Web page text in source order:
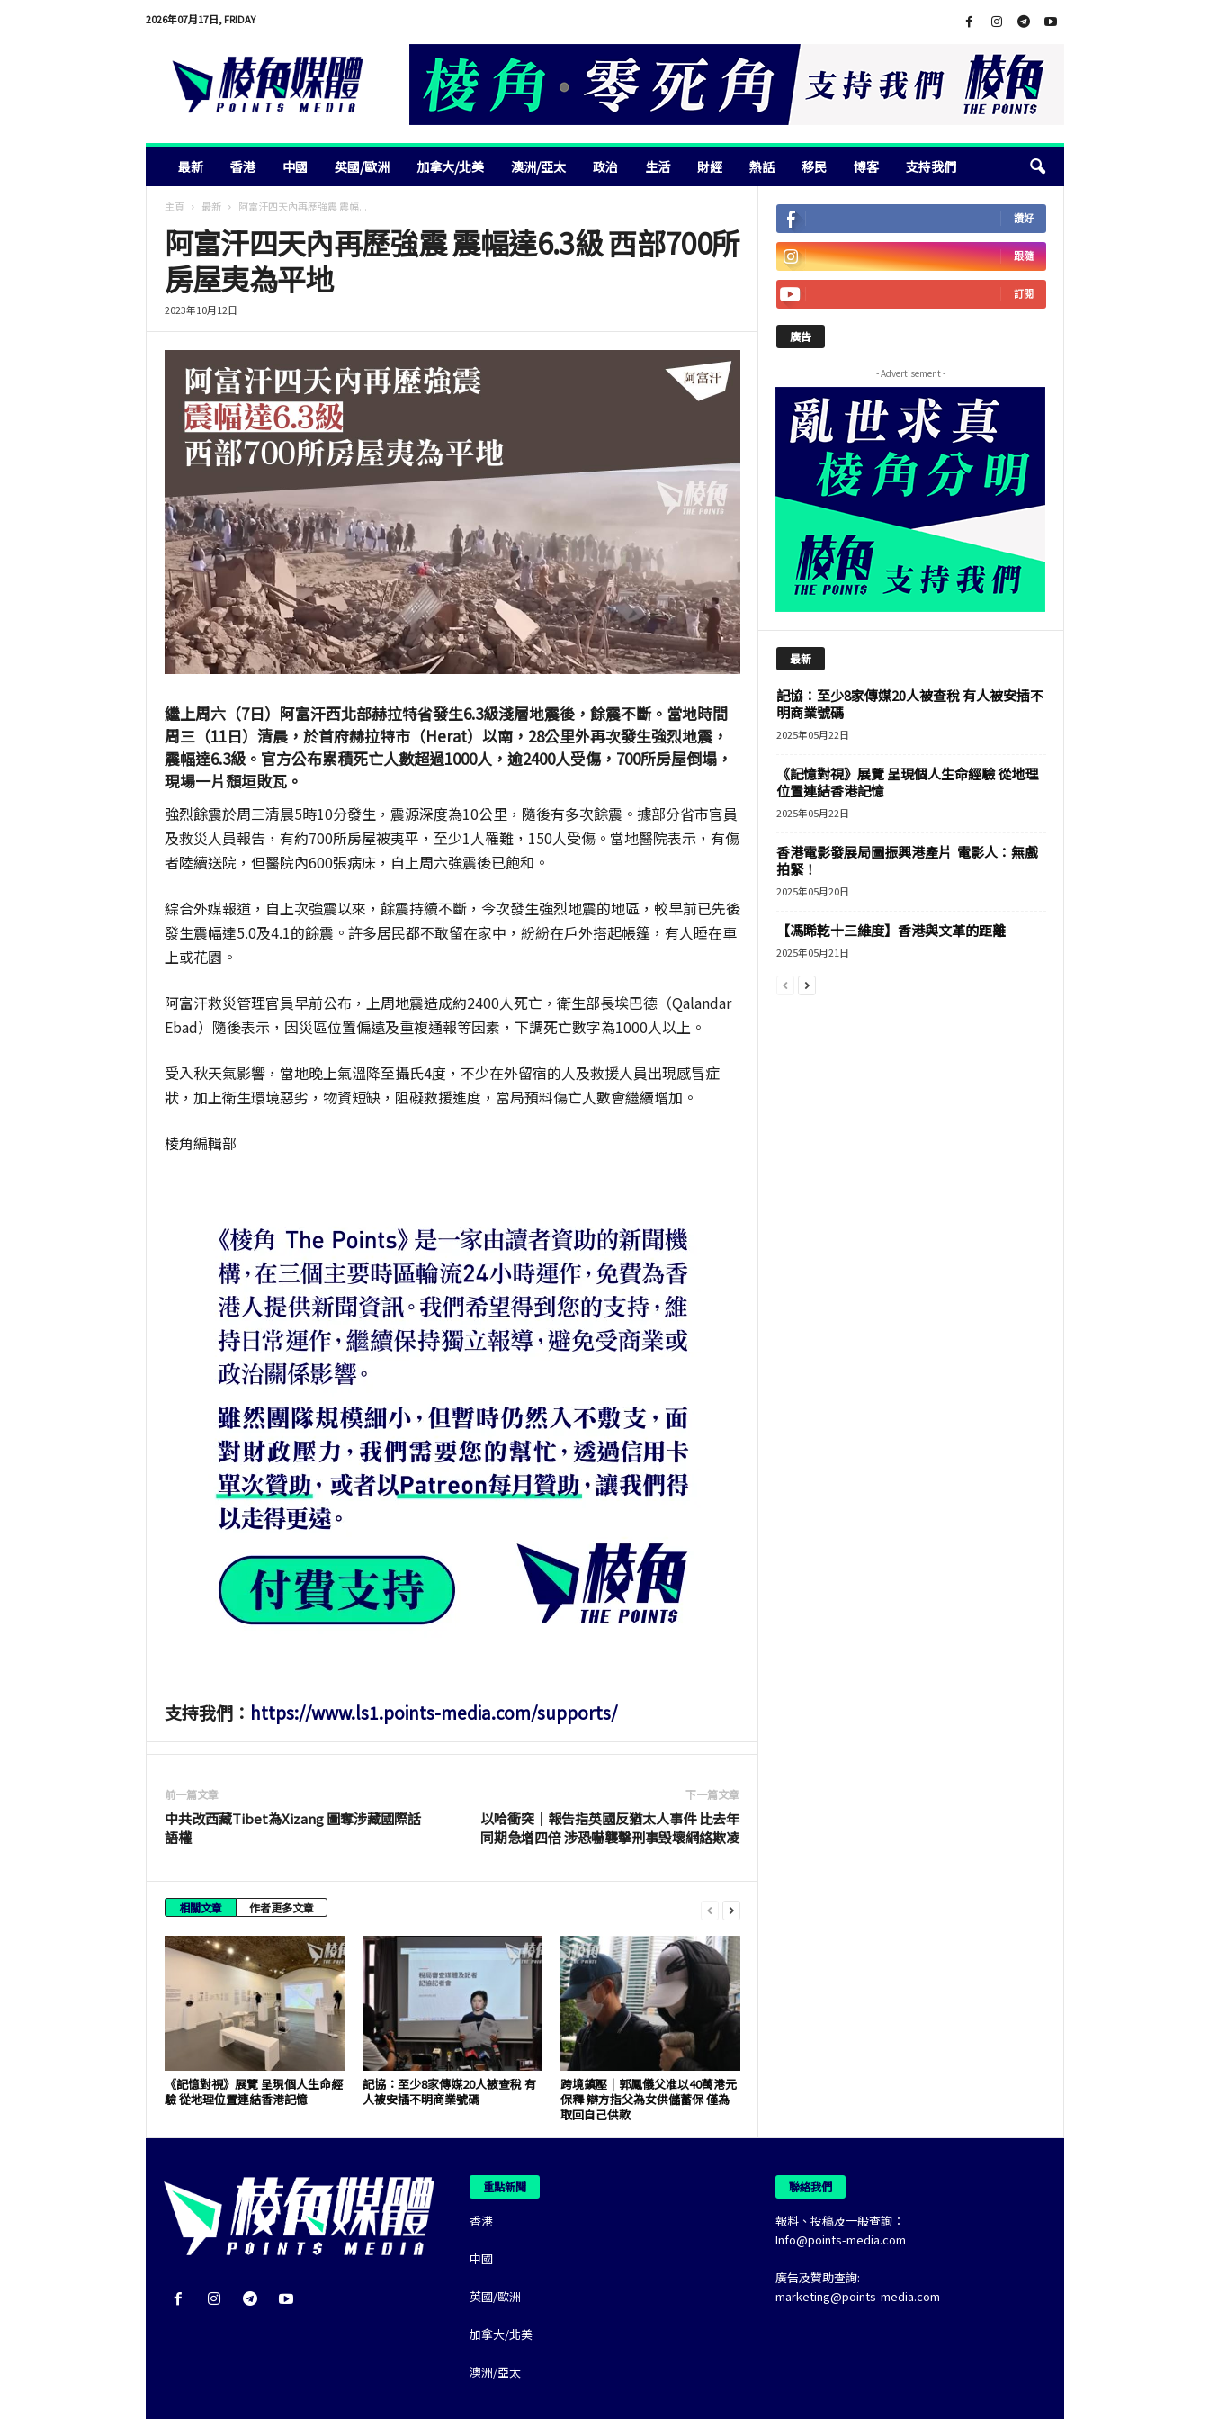
2026年07月17日, FRIDAY
最新 香港 中國 英國/歐洲 加拿大/北美 澳洲/亞太 政治 生活 財經 熱話 移民 博客 支持我們
主頁 最新 阿富汗四天內再歷強震 震幅...
阿富汗四天內再歷強震 震幅達6.3級 西部700所
房屋夷為平地
2023年10月12日
繼上周六（7日）阿富汗西北部赫拉特省發生6.3級淺層地震後，餘震不斷。當地時間
周三（11日）清晨，於首府赫拉特市（Herat）以南，28公里外再次發生強烈地震，
震幅達6.3級。官方公布累積死亡人數超過1000人，逾2400人受傷，700所房屋倒塌，
現場一片頹垣敗瓦。
強烈餘震於周三清晨5時10分發生，震源深度為10公里，隨後有多次餘震。據部分省市官員
及救災人員報告，有約700所房屋被夷平，至少1人罹難，150人受傷。當地醫院表示，有傷
者陸續送院，但醫院內600張病床，自上周六強震後已飽和。
綜合外媒報道，自上次強震以來，餘震持續不斷，今次發生強烈地震的地區，較早前已先後
發生震幅達5.0及4.1的餘震。許多居民都不敢留在家中，紛紛在戶外搭起帳篷，有人睡在車
上或花園。
阿富汗救災管理官員早前公布，上周地震造成約2400人死亡，衛生部長埃巴德（Qalandar
Ebad）隨後表示，因災區位置偏遠及重複通報等因素，下調死亡數字為1000人以上。
受入秋天氣影響，當地晚上氣溫降至攝氏4度，不少在外留宿的人及救援人員出現感冒症
狀，加上衛生環境惡劣，物資短缺，阻礙救援進度，當局預料傷亡人數會繼續增加。
棱角編輯部
支持我們： https://www.ls1.points-media.com/supports/
前一篇文章
中共改西藏Tibet為Xizang 圖奪涉藏國際話
語權
下一篇文章
以哈衝突｜報告指英國反猶太人事件 比去年
同期急增四倍 涉恐嚇襲擊刑事毁壞網絡欺凌
相關文章 作者更多文章
《記憶對視》展覽 呈現個人生命經
驗 從地理位置連結香港記憶
記協：至少8家傳媒20人被查稅 有
人被安插不明商業號碼
跨境鎮壓｜郭鳳儀父准以40萬港元
保釋 辯方指父為女供儲蓄保 僅為
取回自己供款
讚好
跟隨
訂閱
廣告
- Advertisement -
最新
記協：至少8家傳媒20人被查稅 有人被安插不
明商業號碼
2025年05月22日
《記憶對視》展覽 呈現個人生命經驗 從地理
位置連結香港記憶
2025年05月22日
香港電影發展局圖振興港產片 電影人：無戲
拍緊！
2025年05月20日
【馮睎乾十三維度】香港與文革的距離
2025年05月21日
重點新聞
香港
中國
英國/歐洲
加拿大/北美
澳洲/亞太
聯絡我們
報料、投稿及一般查詢：
Info@points-media.com
廣告及贊助查詢:
marketing@points-media.com